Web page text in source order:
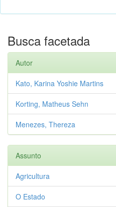
Busca facetada
Autor
Kato, Karina Yoshie Martins
Korting, Matheus Sehn
Menezes, Thereza
Assunto
Agricultura
O Estado